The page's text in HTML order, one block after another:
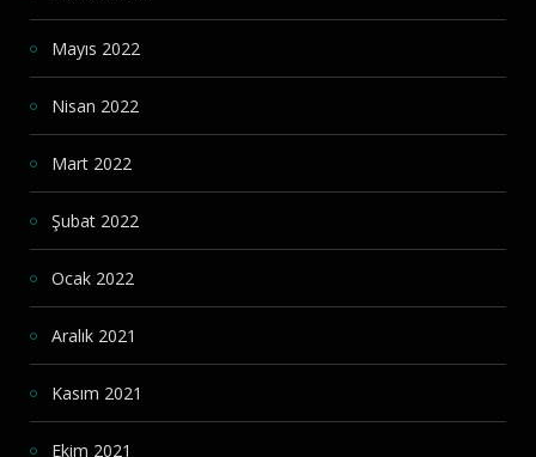
Mayıs 2022
Nisan 2022
Mart 2022
Şubat 2022
Ocak 2022
Aralık 2021
Kasım 2021
Ekim 2021